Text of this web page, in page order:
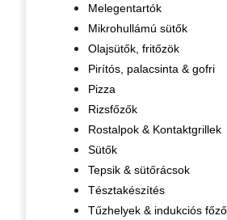
Melegentartók
Mikrohullámú sütők
Olajsütők, fritőzök
Pirítós, palacsinta & gofri
Pizza
Rizsfőzők
Rostalpok & Kontaktgrillek
Sütők
Tepsik & sütőrácsok
Tésztakészítés
Tűzhelyek & indukciós